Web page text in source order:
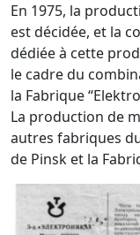
En 1975, la
est décidée, et la
dédiée à cette
le cadre du
la Fabrique
La production de
autres fabriques
de Pinsk et la